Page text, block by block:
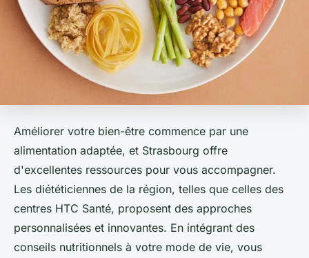
Améliorer votre bien-être commence par une
alimentation adaptée, et Strasbourg offre
d'excellentes ressources pour vous accompagner.
Les diététiciennes de la région, telles que celles des
centres HTC Santé, proposent des approches
personnalisées et innovantes. En intégrant des
conseils nutritionnels à votre mode de vie, vous